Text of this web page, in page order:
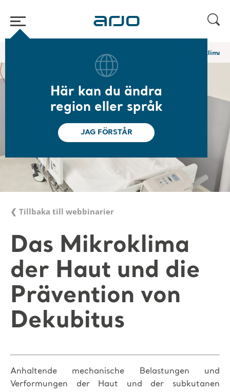
Här kan du ändra
region eller språk
JAG FÖRSTÅR
Academy-webbinarier och e-utbildningar Das Mikroklima
❮ Tillbaka till webbinarier
Das Mikroklima
der Haut und die
Prävention von
Dekubitus
Anhaltende mechanische Belastungen und
Verformungen der Haut und der subkutanen